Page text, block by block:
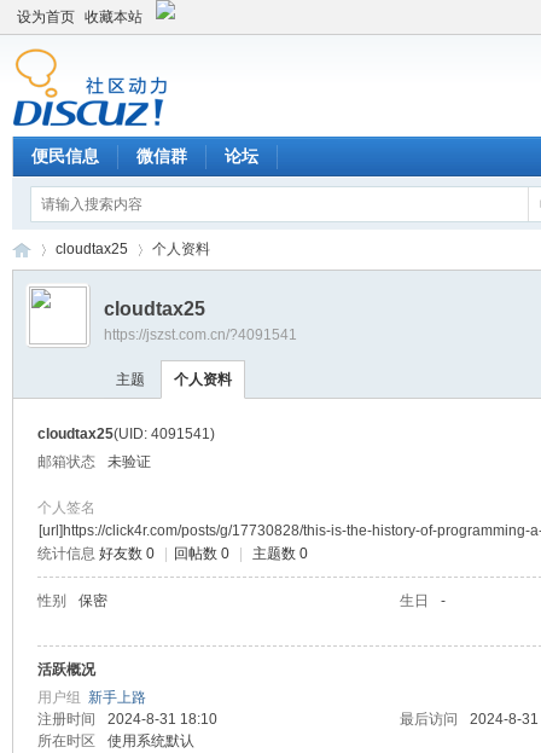
设为首页 收藏本站
便民信息 微信群 论坛
›
cloudtax25 个人资料
cloudtax25
https://jszst.com.cn/?4091541
主题 个人资料
cloudtax25(UID: 4091541)
邮箱状态
未验证
个人签名
[url]https://click4r.com/posts/g/17730828/this-is-the-history-of-programming-
统计信息 好友数 0 回帖数 0 主题数 0
性别 保密 生日 -
活跃概况
用户组 新手上路
注册时间
2024-8-31 18:10 最后访问
2024-8-
所在时区
使用系统默认